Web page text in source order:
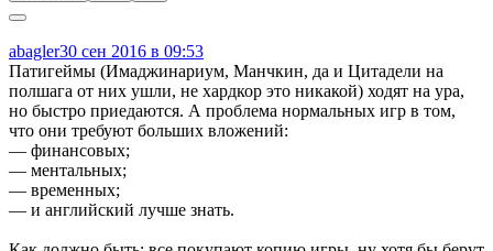
abagler30 сен 2016 в 09:53
Патигеймы (Имаджинариум, Манчкин, да и Цитадели на
полшага от них ушли, не хардкор это никакой) ходят на ура,
но быстро приедаются. А проблема нормальных игр в том,
что они требуют больших вложений:
— финансовых;
— ментальных;
— временных;
— и английский лучше знать.